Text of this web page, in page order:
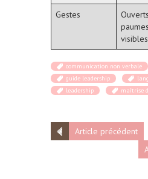
Gestes
paumes
visibles
communication non verbale
guide leadership
leadership
maîtrise
Article précédent